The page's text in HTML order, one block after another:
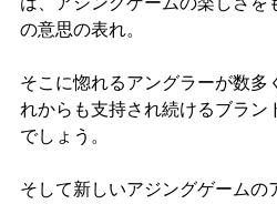
の意思の表れ。
そこに惚れるアングラーが数多
れからも支持され続けるブラン
でしょう。
そして新しいアジングゲームの